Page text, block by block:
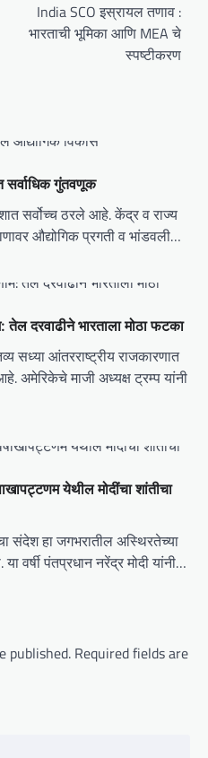
India SCO इस्रायल तणाव :
भारताची भूमिका आणि MEA चे
स्पष्टीकरण
गुंतवणूक
सर्वोच्च ठरले आहे. केंद्र व राज्य
औद्योगिक प्रगती व भांडवली…
तेल दरवाढीने भारताला मोठा फटका
सध्या आंतरराष्ट्रीय राजकारणात
माजी अध्यक्ष ट्रम्प यांनी
येथील मोदींचा शांतीचा
संदेश हा जगभरातील अस्थिरतेच्या
या वर्षी पंतप्रधान नरेंद्र मोदी यांनी…
published. Required fields are